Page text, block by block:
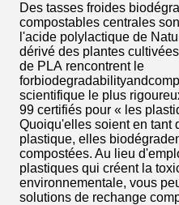
Des tasses froides
compostables centrales
l'acide polylactique de
dérivé des plantes
de PLA rencontrent le
scientifique le plus
99 certifiés pour « les
Quoiqu'elles soient en tant
plastique, elles
compostées. Au lieu
plastiques qui créent la
environnementale, vous
solutions de rechange